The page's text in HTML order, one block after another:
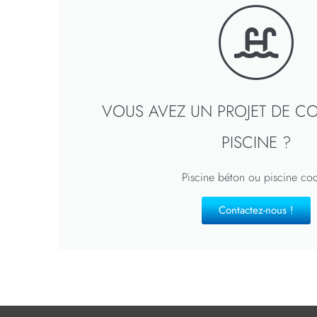
VOUS AVEZ UN PROJET DE
PISCINE ?
Piscine béton ou piscine
Contactez-nous !